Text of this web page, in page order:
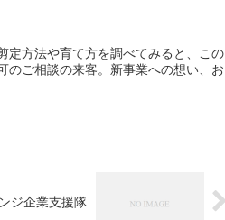
定方法や育て方を調べてみると、この
のご相談の来客。新事業への想い、お
ジ企業支援隊